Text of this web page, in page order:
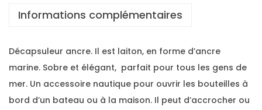
Informations complémentaires
Décapsuleur ancre. Il est laiton, en forme d’ancre
marine. Sobre et élégant, parfait pour tous les gens de
mer. Un accessoire nautique pour ouvrir les bouteilles à
bord d’un bateau ou à la maison. Il peut d’accrocher ou